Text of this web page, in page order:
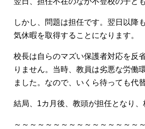
しかし、問題は担任です。翌日以降
気休暇を取得することになります。
校長は自らのマズい保護者対応を反
りません。当時、教員は劣悪な労働
ました。なので、いくら待っても代
結局、1カ月後、教頭が担任となり
～～～～～～～～～～～～～～～～